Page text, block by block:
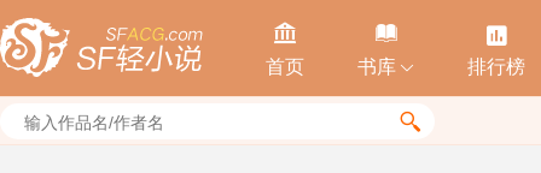

首页

书库 

排行榜
